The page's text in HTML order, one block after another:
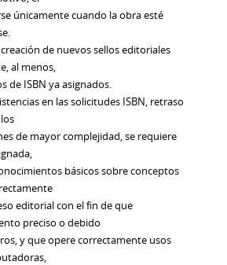
únicamente cuando la obra esté
de nuevos sellos editoriales
al menos,
de ISBN ya asignados.
en las solicitudes ISBN, retraso
de mayor complejidad, se requiere
básicos sobre conceptos
editorial con el fin de que
preciso o debido
y que opere correctamente usos